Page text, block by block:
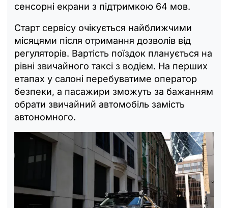
сенсорні екрани з підтримкою 64 мов.
Старт сервісу очікується найближчими
місяцями після отримання дозволів від
регуляторів. Вартість поїздок планується на
рівні звичайного таксі з водієм. На перших
етапах у салоні перебуватиме оператор
безпеки, а пасажири зможуть за бажанням
обрати звичайний автомобіль замість
автономного.